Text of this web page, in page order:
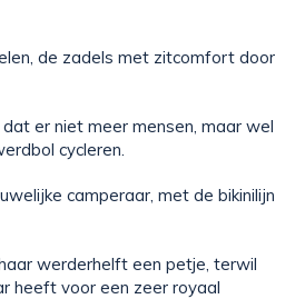
de zadels met zitcomfort door
er niet meer mensen, maar wel
cycleren.
camperaar, met de bikinilijn
werderhelft een petje, terwil
heeft voor een zeer royaal